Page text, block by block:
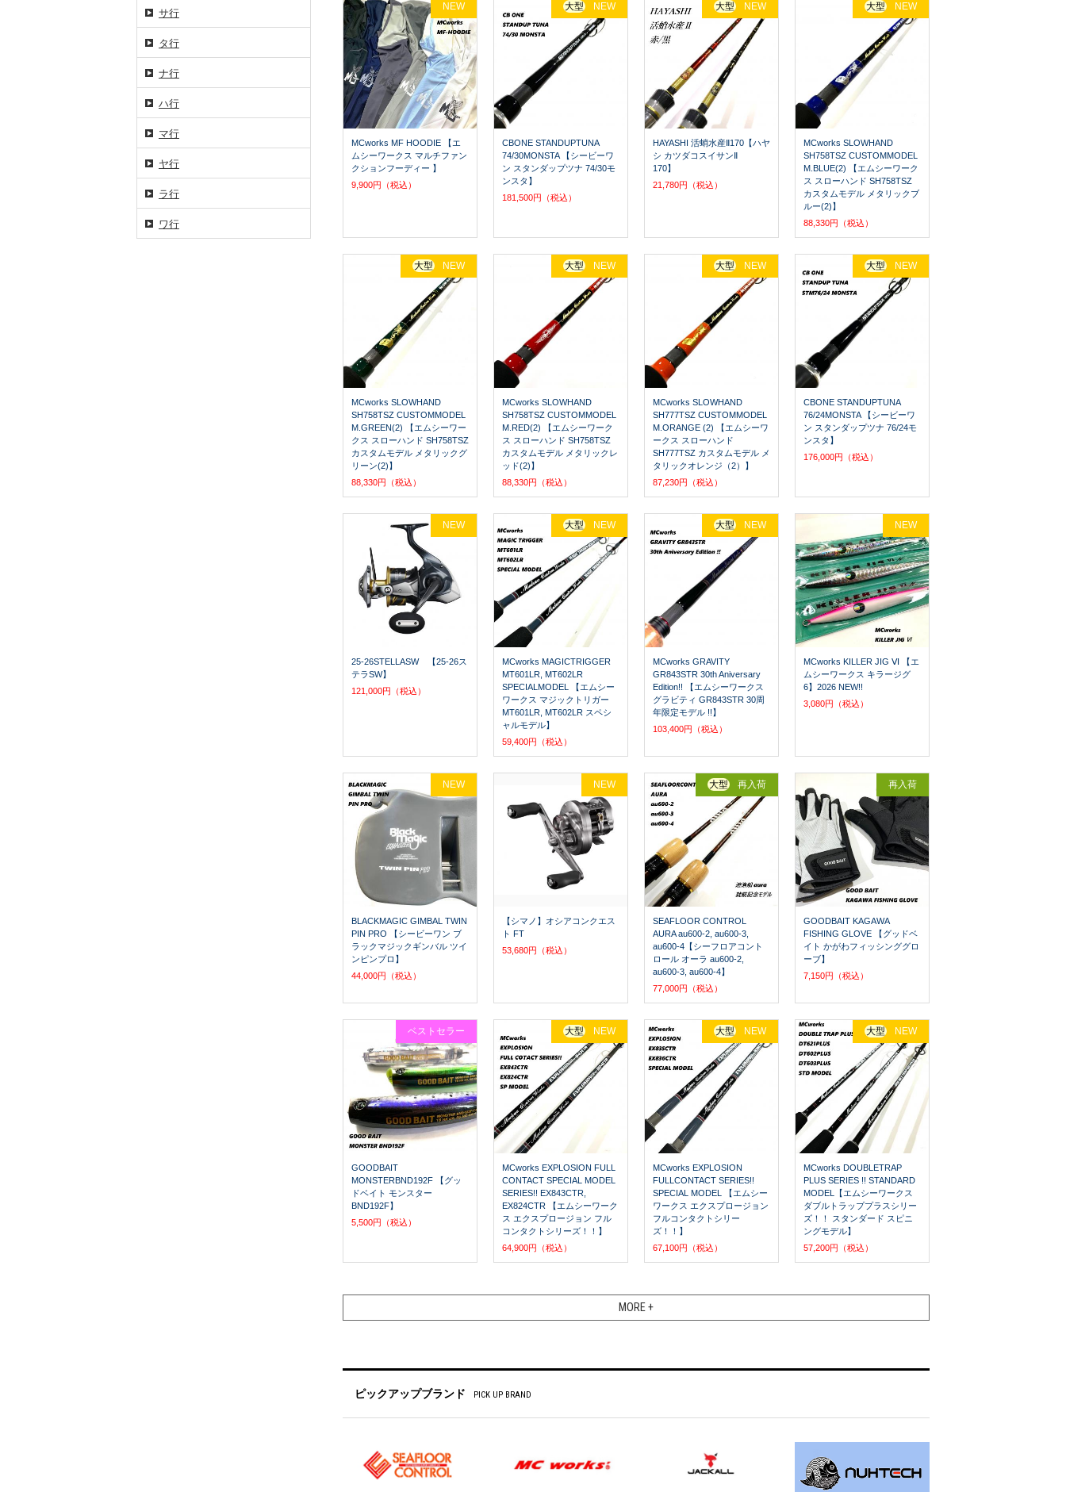
サ行
タ行
ナ行
ハ行
マ行
ヤ行
ラ行
ワ行
MCworks MF HOODIE 【エ
ムシーワークス マルチファン
クションフーディー 】
9,900円（税込）
NEW
CBONE STANDUPTUNA
74/30MONSTA 【シービーワ
ン スタンダップツナ 74/30モ
ンスタ】
181,500円（税込）
大型 NEW
HAYASHI 活蛸水産Ⅱ170【ハヤ
シ カツダコスイサンⅡ
170】
21,780円（税込）
大型 NEW
MCworks SLOWHAND
SH758TSZ CUSTOMMODEL
M.BLUE(2) 【エムシーワーク
ス スローハンド SH758TSZ
カスタムモデル メタリックブ
ルー(2)】
88,330円（税込）
大型 NEW
MCworks SLOWHAND
SH758TSZ CUSTOMMODEL
M.GREEN(2) 【エムシーワー
クス スローハンド SH758TSZ
カスタムモデル メタリックグ
リーン(2)】
88,330円（税込）
大型 NEW
MCworks SLOWHAND
SH758TSZ CUSTOMMODEL
M.RED(2) 【エムシーワーク
ス スローハンド SH758TSZ
カスタムモデル メタリックレ
ッド(2)】
88,330円（税込）
大型 NEW
MCworks SLOWHAND
SH777TSZ CUSTOMMODEL
M.ORANGE (2) 【エムシーワ
ークス スローハンド
SH777TSZ カスタムモデル メ
タリックオレンジ（2）】
87,230円（税込）
大型 NEW
CBONE STANDUPTUNA
76/24MONSTA 【シービーワ
ン スタンダップツナ 76/24モ
ンスタ】
176,000円（税込）
大型 NEW
25-26STELLASW 【25-26ス
テラSW】
121,000円（税込）
NEW
MCworks MAGICTRIGGER
MT601LR, MT602LR
SPECIALMODEL 【エムシー
ワークス マジックトリガー
MT601LR, MT602LR スペシ
ャルモデル】
59,400円（税込）
大型 NEW
MCworks GRAVITY
GR843STR 30th Aniversary
Edition!! 【エムシーワークス
グラビティ GR843STR 30周
年限定モデル !!】
103,400円（税込）
大型 NEW
MCworks KILLER JIG Ⅵ 【エ
ムシーワークス キラージグ
6】2026 NEW!!
3,080円（税込）
NEW
BLACKMAGIC GIMBAL TWIN
PIN PRO 【シービーワン ブ
ラックマジックギンバル ツイ
ンピンプロ】
44,000円（税込）
NEW
【シマノ】オシアコンクエス
ト FT
53,680円（税込）
NEW
SEAFLOOR CONTROL
AURA au600-2, au600-3,
au600-4【シーフロアコント
ロール オーラ au600-2,
au600-3, au600-4】
77,000円（税込）
大型 再入荷
GOODBAIT KAGAWA
FISHING GLOVE 【グッドベ
イト かがわフィッシンググロ
ーブ】
7,150円（税込）
再入荷
GOODBAIT
MONSTERBND192F 【グッ
ドベイト モンスター
BND192F】
5,500円（税込）
ベストセラー
MCworks EXPLOSION FULL
CONTACT SPECIAL MODEL
SERIES!! EX843CTR,
EX824CTR 【エムシーワーク
ス エクスプロージョン フル
コンタクトシリーズ！！】
64,900円（税込）
大型 NEW
MCworks EXPLOSION
FULLCONTACT SERIES!!
SPECIAL MODEL 【エムシー
ワークス エクスプロージョン
フルコンタクトシリー
ズ！！】
67,100円（税込）
大型 NEW
MCworks DOUBLETRAP
PLUS SERIES !! STANDARD
MODEL【エムシーワークス
ダブルトラッププラスシリー
ズ！！ スタンダード スピニ
ングモデル】
57,200円（税込）
大型 NEW
MORE +
ピックアップブランド PICK UP BRAND